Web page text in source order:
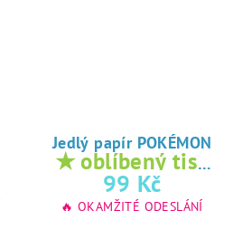
Jedlý papír POKÉMON
★ oblíbený tisk
na jedlý papír
99 Kč
🔥 OKAMŽITÉ ODESLÁNÍ